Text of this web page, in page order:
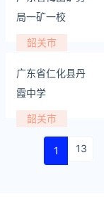
局一矿一校
韶关市
广东省仁化县丹
霞中学
韶关市
1 13